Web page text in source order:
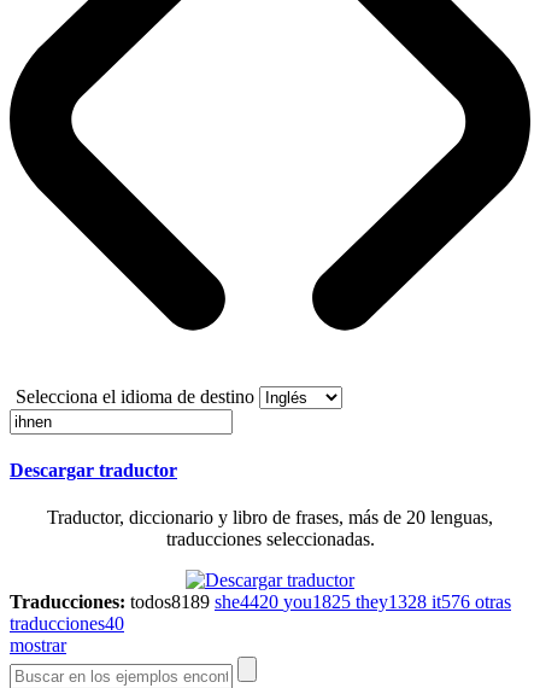
Selecciona el idioma de destino
Descargar traductor
Traductor, diccionario y libro de frases, más de 20 lenguas,
traducciones seleccionadas.
Traducciones: todos8189 she4420 you1825 they1328 it576 otras
traducciones40
mostrar